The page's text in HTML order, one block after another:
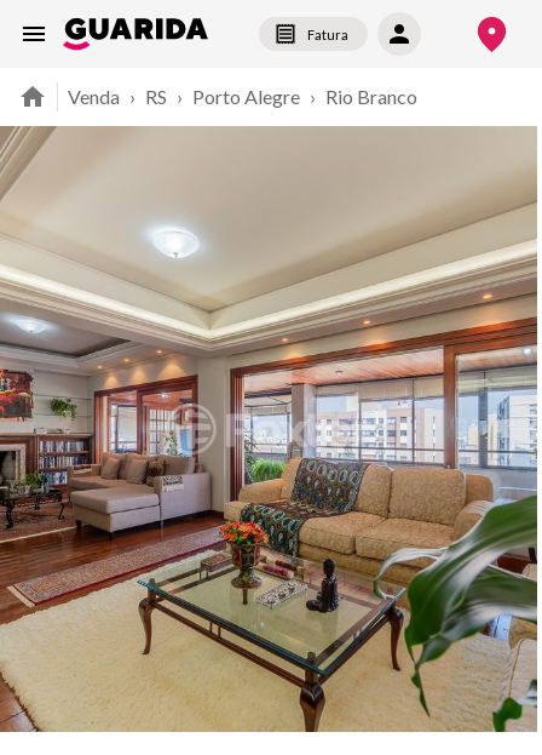
Fatura
Venda › RS › Porto Alegre › Rio Branco